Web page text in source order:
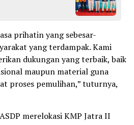
prihatin yang sebesar-
yang terdampak. Kami
dukungan yang terbaik, baik
maupun material guna
proses pemulihan,” tuturnya,
merelokasi KMP Jatra II